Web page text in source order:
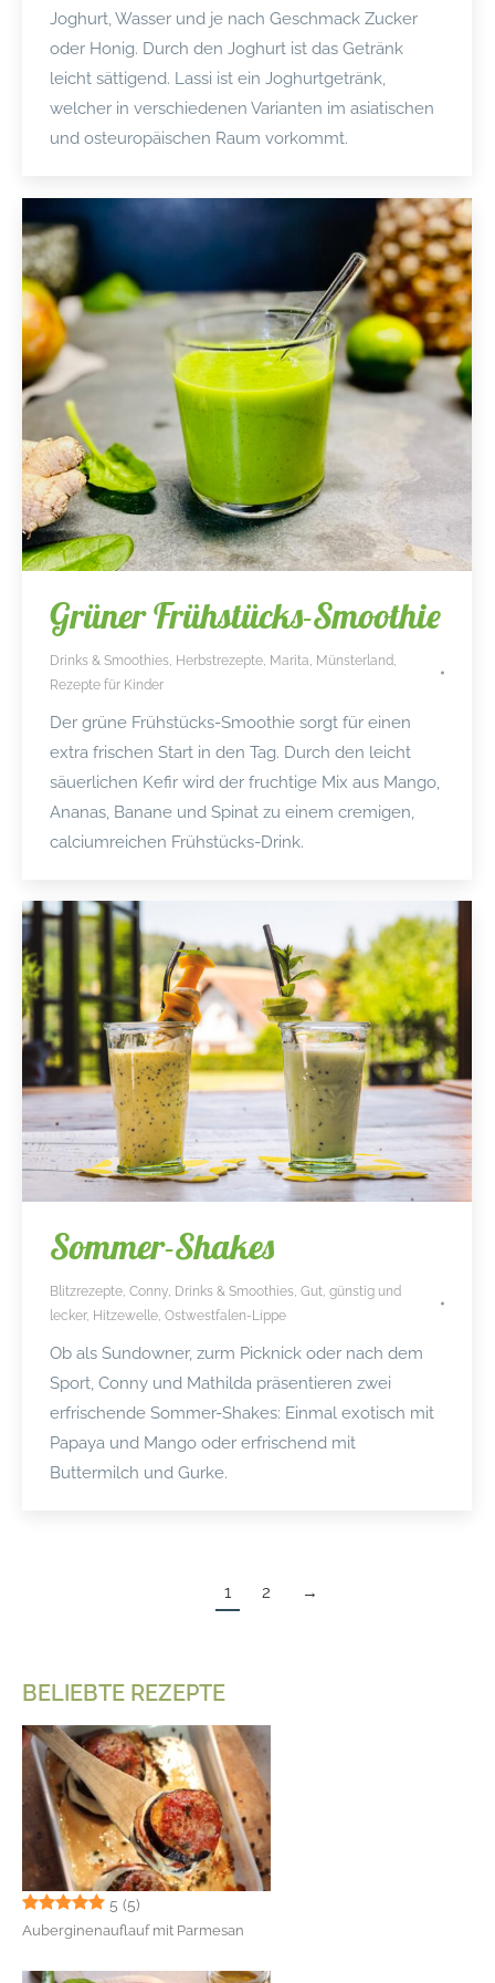
Joghurt, Wasser und je nach Geschmack Zucker
oder Honig. Durch den Joghurt ist das Getränk
leicht sättigend. Lassi ist ein Joghurtgetränk,
welcher in verschiedenen Varianten im asiatischen
und osteuropäischen Raum vorkommt.
Grüner Frühstücks-Smoothie
Drinks & Smoothies Herbstrezepte Marita Münsterland
Rezepte für Kinder
Der grüne Frühstücks-Smoothie sorgt für einen
extra frischen Start in den Tag. Durch den leicht
säuerlichen Kefir wird der fruchtige Mix aus Mango,
Ananas, Banane und Spinat zu einem cremigen,
calciumreichen Frühstücks-Drink.
Sommer-Shakes
Blitzrezepte Conny Drinks & Smoothies Gut, günstig und
lecker, Hitzewelle Ostwestfalen-Lippe
Ob als Sundowner, zurm Picknick oder nach dem
Sport, Conny und Mathilda präsentieren zwei
erfrischende Sommer-Shakes: Einmal exotisch mit
Papaya und Mango oder erfrischend mit
Buttermilch und Gurke.
1 2 →
BELIEBTE REZEPTE
5 (5)
Auberginenauflauf mit Parmesan